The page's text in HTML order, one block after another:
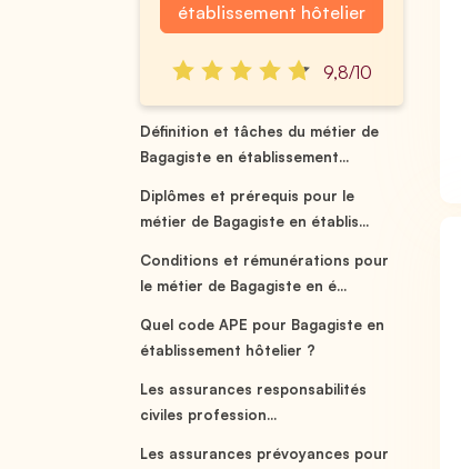
établissement hôtelier
9,8/10
Définition et tâches du métier de
Bagagiste en établissement...
Diplômes et prérequis pour le
métier de Bagagiste en établis...
Conditions et rémunérations pour
le métier de Bagagiste en é...
Quel code APE pour Bagagiste en
établissement hôtelier ?
Les assurances responsabilités
civiles profession...
Les assurances prévoyances pour